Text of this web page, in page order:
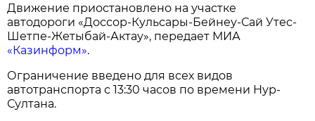
Движение приостановлено на участке
автодороги «Доссор-Кульсары-Бейнеу-Сай Утес-
Шетпе-Жетыбай-Актау», передает МИА
«Казинформ».
Ограничение введено для всех видов
автотранспорта с 13:30 часов по времени Нур-
Султана.